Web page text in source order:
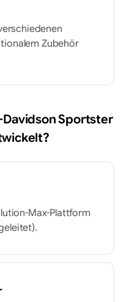
Zubehör
Sportster
Max-Plattform